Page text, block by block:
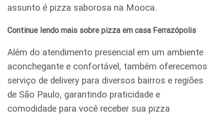
assunto é pizza saborosa na Mooca.
Continue lendo mais sobre pizza em casa Ferrazópolis
Além do atendimento presencial em um ambiente
aconchegante e confortável, também oferecemos
serviço de delivery para diversos bairros e regiões
de São Paulo, garantindo praticidade e
comodidade para você receber sua pizza